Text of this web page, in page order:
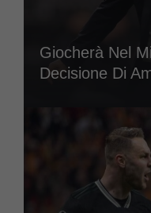
Giocherà Nel
Decisione Di